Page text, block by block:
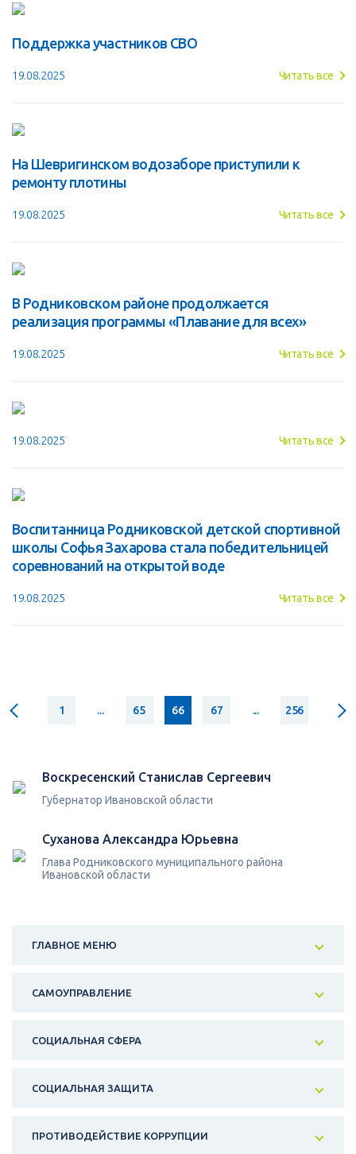
Поддержка участников СВО
19.08.2025 Читать все
На Шевригинском водозаборе приступили к
ремонту плотины
19.08.2025 Читать все
В Родниковском районе продолжается
реализация программы «Плавание для всех»
19.08.2025 Читать все
19.08.2025 Читать все
Воспитанница Родниковской детской спортивной
школы Софья Захарова стала победительницей
соревнований на открытой воде
19.08.2025 Читать все
1 ... 65 66 67 ... 256
Воскресенский Станислав Сергеевич
Губернатор Ивановской области
Суханова Александра Юрьевна
Глава Родниковского муниципального района
Ивановской области
ГЛАВНОЕ МЕНЮ
САМОУПРАВЛЕНИЕ
СОЦИАЛЬНАЯ СФЕРА
СОЦИАЛЬНАЯ ЗАЩИТА
ПРОТИВОДЕЙСТВИЕ КОРРУПЦИИ